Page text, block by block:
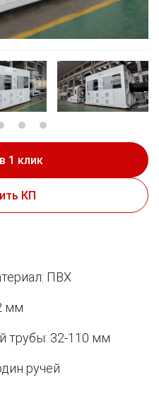
1 клик
КП
ПВХ
мм
трубы: 32-110 мм
ручей